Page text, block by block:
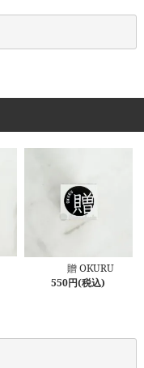
贈 OKURU
550円(税込)